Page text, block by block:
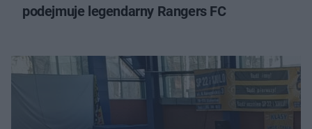
podejmuje legendarny Rangers FC